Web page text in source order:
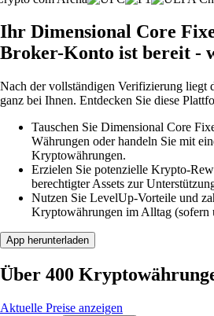
Ihr Dimensional Core
Broker-Konto ist bereit -
Nach der vollständigen Verifizierung liegt
ganz bei Ihnen. Entdecken Sie diese
Tauschen Sie Dimensional Core
Währungen oder handeln Sie mit
Kryptowährungen.
Erzielen Sie potenzielle Krypto-
berechtigter Assets zur
Nutzen Sie LevelUp-Vorteile und
Kryptowährungen im Alltag (sofern
App herunterladen
Über 400
Aktuelle Preise anzeigen